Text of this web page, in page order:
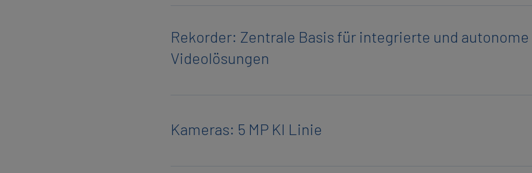
Re­kor­der: Zen­tra­le Basis für in­te­grier­te und au­to­no­me
Vi­deo­lö­sun­gen
Ka­me­ras: 5 MP KI Linie